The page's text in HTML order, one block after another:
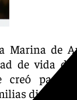
Marina de
de vida
creó para